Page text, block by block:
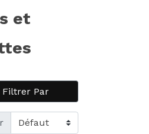
et
Filtrer Par